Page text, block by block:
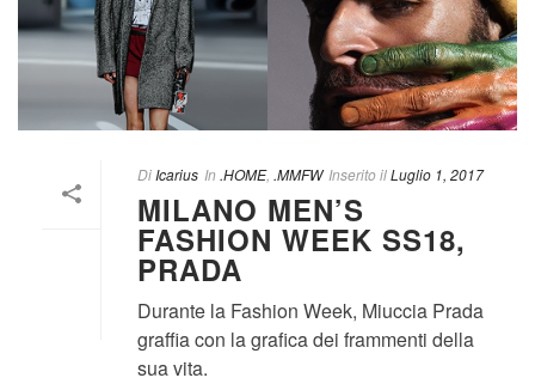
Di Icarius In .HOME, .MMFW Inserito ilLuglio 1, 2017
MILANO MEN’S
FASHION WEEK SS18,
PRADA
Durante la Fashion Week, Miuccia Prada
graffia con la grafica dei frammenti della
sua vita.